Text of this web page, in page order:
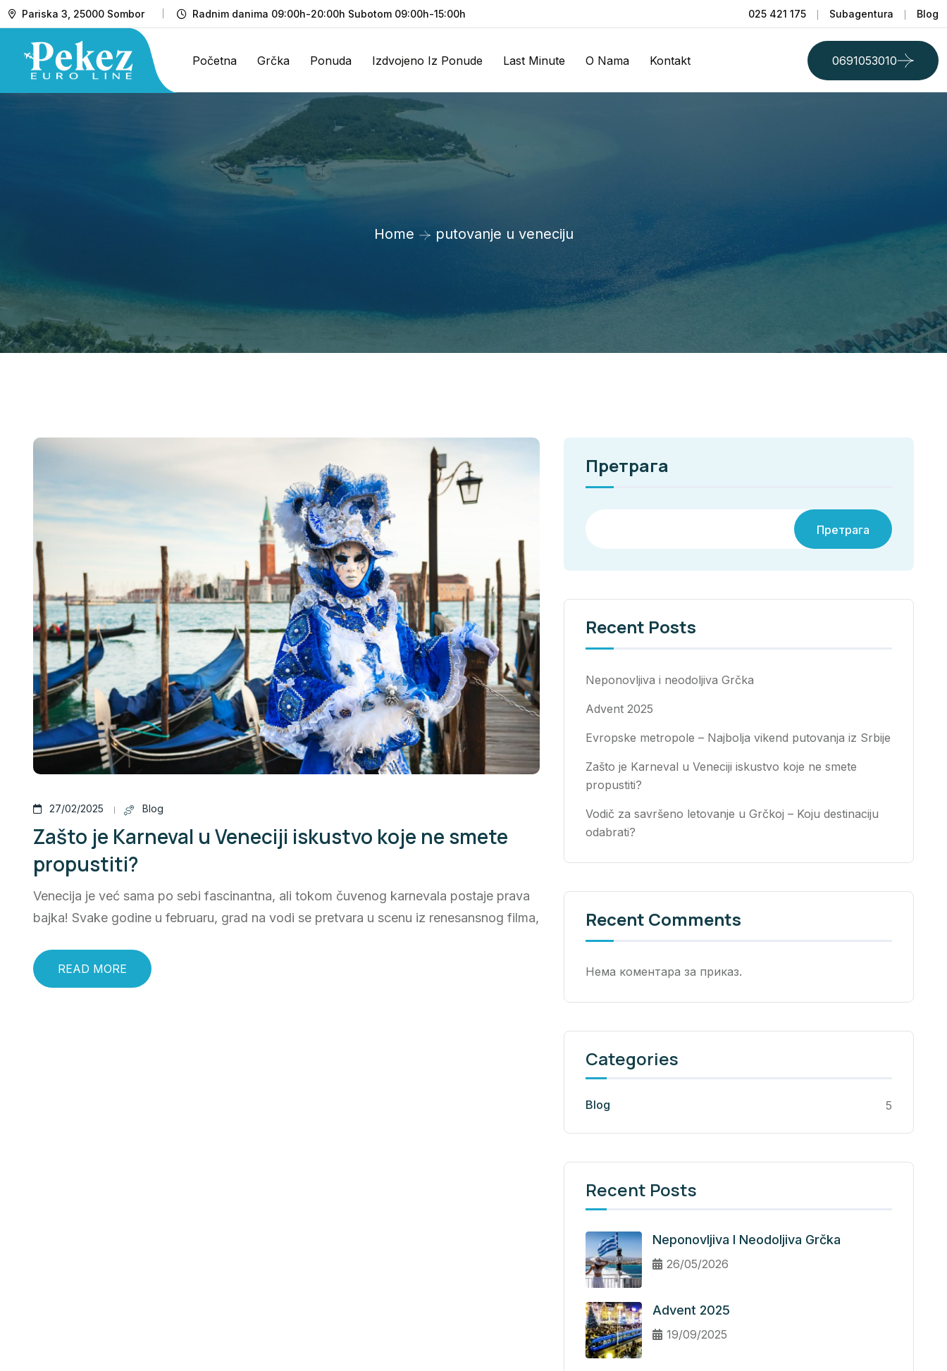
Pariska 3, 25000 Sombor Radnim danima 09:00h-20:00h Subotom 09:00h-15:00h 025 421 175 Subagentura Blog
Početna Grčka Ponuda Izdvojeno Iz Ponude Last Minute O Nama Kontakt 0691053010
Home putovanje u veneciju
27/02/2025 Blog
Zašto je Karneval u Veneciji iskustvo koje ne smete
propustiti?
Venecija je već sama po sebi fascinantna, ali tokom čuvenog karnevala postaje prava
bajka! Svake godine u februaru, grad na vodi se pretvara u scenu iz renesansnog filma,
READ MORE
Претрага
Претрага
Recent Posts
Neponovljiva i neodoljiva Grčka
Advent 2025
Evropske metropole – Najbolja vikend putovanja iz Srbije
Zašto je Karneval u Veneciji iskustvo koje ne smete
propustiti?
Vodič za savršeno letovanje u Grčkoj – Koju destinaciju
odabrati?
Recent Comments
Нема коментара за приказ.
Categories
Blog 5
Recent Posts
Neponovljiva I Neodoljiva Grčka
26/05/2026
Advent 2025
19/09/2025